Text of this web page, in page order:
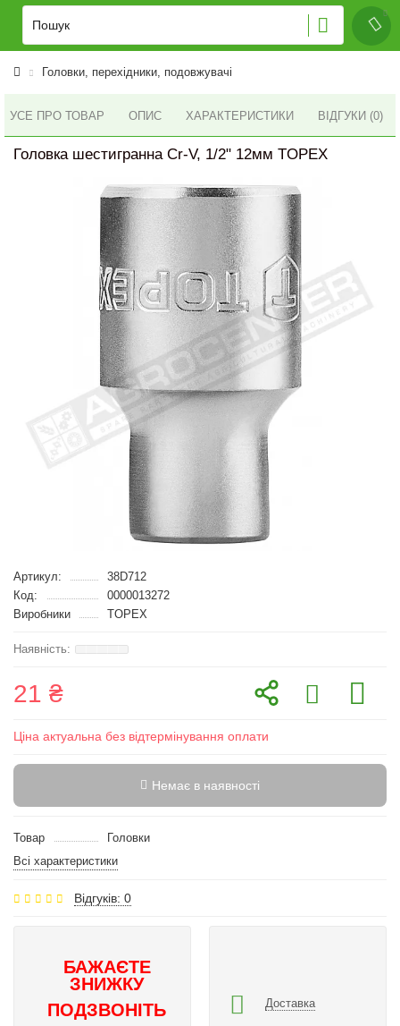
Головки, перехідники, подовжувачі
УСЕ ПРО ТОВАР ОПИС ХАРАКТЕРИСТИКИ ВІДГУКИ (0)
Головка шестигранна Cr-V, 1/2" 12мм TOPEX
Артикул:
38D712
Код:
0000013272
Виробники
TOPEX
21 ₴
Ціна актуальна без відтермінування оплати
Немає в наявності
Товар
Головки
Всі характеристики
Відгуків: 0
БАЖАЄТЕ
ЗНИЖКУ
ПОДЗВОНІТЬ
Доставка